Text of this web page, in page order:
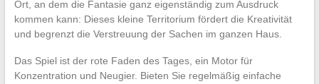
Ort, an dem die Fantasie ganz eigenständig zum Ausdruck
kommen kann: Dieses kleine Territorium fördert die Kreativität
und begrenzt die Verstreuung der Sachen im ganzen Haus.
Das Spiel ist der rote Faden des Tages, ein Motor für
Konzentration und Neugier. Bieten Sie regelmäßig einfache